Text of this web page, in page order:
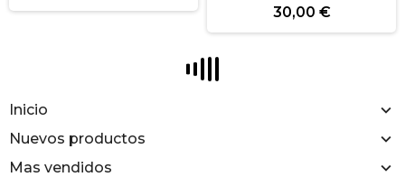
Inicio
Nuevos productos
Mas vendidos
30,00 €